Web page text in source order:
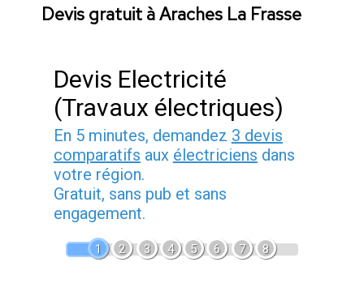
Devis gratuit à Araches La Frasse
Devis Electricité
(Travaux électriques)
En 5 minutes, demandez 3 devis
comparatifs aux électriciens dans
votre région.
Gratuit, sans pub et sans
engagement.
1 2 3 4 5 6 7 8